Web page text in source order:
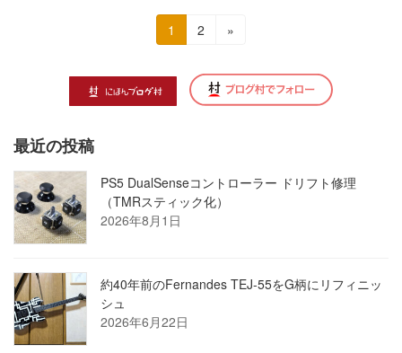
ー
ジ
送
り
固
定
ジ
1
固
ー
ジ
2 »
最近の投稿
PS5 DualSenseコントローラー ドリフト修理
（TMRスティック化）
2026年8月1日
約40年前のFernandes TEJ-55をG柄にリフィニッ
シュ
2026年6月22日